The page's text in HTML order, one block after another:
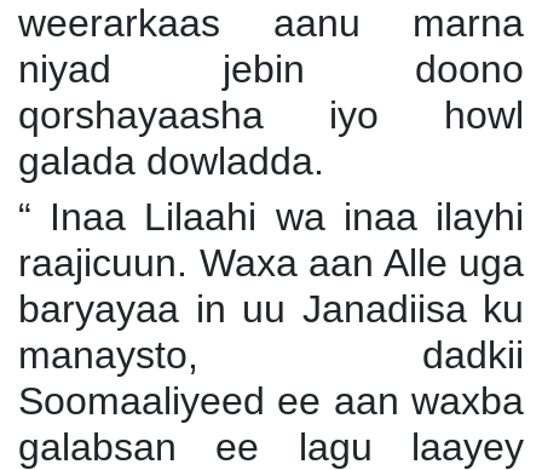
weerarkaas aanu marna
niyad jebin doono
qorshayaasha iyo howl
galada dowladda.
“ Inaa Lilaahi wa inaa ilayhi
raajicuun. Waxa aan Alle uga
baryayaa in uu Janadiisa ku
manaysto, dadkii
Soomaaliyeed ee aan waxba
galabsan ee lagu laayey